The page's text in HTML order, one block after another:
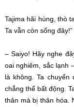
Tajima hãi hùng , thò
Ta vẫn còn sống
– Saiyo! Hãy nghe
oai nghiêm, sắc lạnh
là không. Ta chuyển
chẳng thể bất động .
thân mà bị thân hóa.